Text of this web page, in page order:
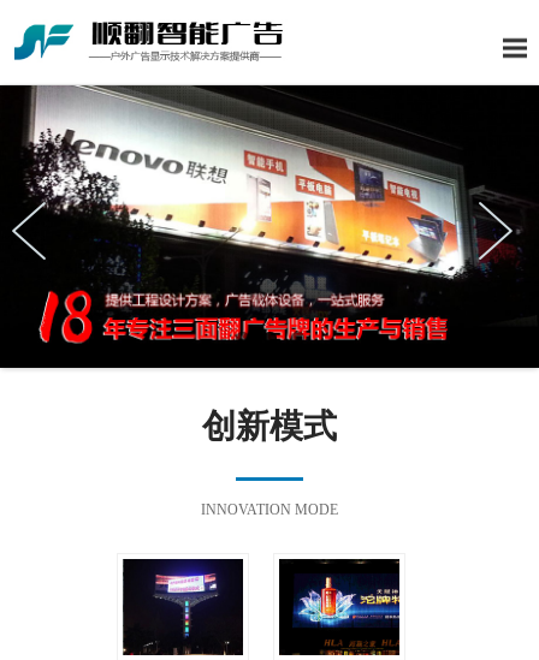
创新模式
INNOVATION MODE